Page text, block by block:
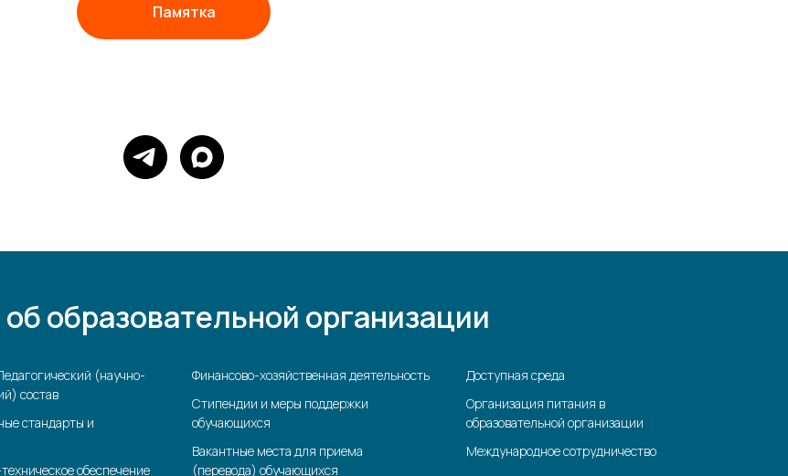
Памятка
образовательной организации
(научно-
состав
стандарты и
обеспечение
Финансово-хозяйственная деятельность
Стипендии и меры поддержки
обучающихся
Вакантные места для приема
(перевода) обучающихся
Доступная среда
Организация питания в
образовательной организации
Международное сотрудничество